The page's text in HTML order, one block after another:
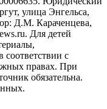
улица Энгельса,
Д.М. Караченцева,
Для детей
с
правах. При
обязательна.